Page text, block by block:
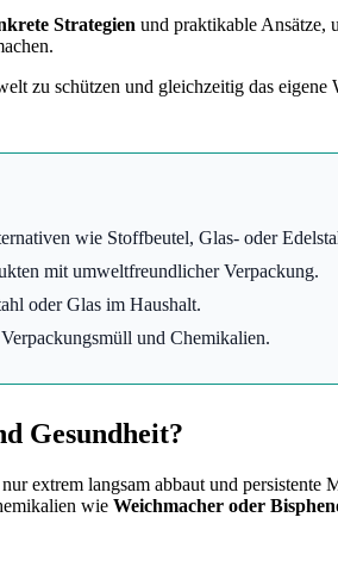
Strategien und praktikable Ansätze,
zu schützen und gleichzeitig das
wie Stoffbeutel, Glas- oder
mit umweltfreundlicher Verpackung.
oder Glas im Haushalt.
und Chemikalien.
Gesundheit?
extrem langsam abbaut und
wie Weichmacher oder